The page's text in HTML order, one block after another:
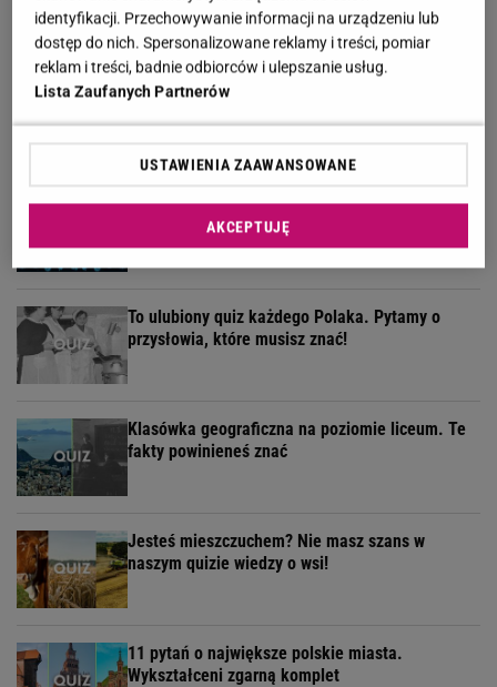
Kulinarny quiz logiczny. Dopasujesz składnik do
Weekendowy quiz wyłoni prymusów. Większość z
was odpada już w 3. pytaniu
To ulubiony quiz każdego Polaka. Pytamy o
przysłowia, które musisz znać!
Klasówka geograficzna na poziomie liceum. Te
fakty powinieneś znać
Jesteś mieszczuchem? Nie masz szans w
naszym quizie wiedzy o wsi!
11 pytań o największe polskie miasta.
Wykształceni zgarną komplet
identyfikacji. Przechowywanie informacji na urządzeniu lub
dostęp do nich. Spersonalizowane reklamy i treści, pomiar
reklam i treści, badnie odbiorców i ulepszanie usług.
Lista Zaufanych Partnerów
USTAWIENIA ZAAWANSOWANE
AKCEPTUJĘ